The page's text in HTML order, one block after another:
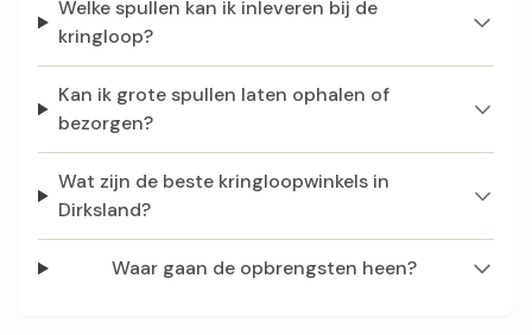
Welke spullen kan ik inleveren bij de
kringloop?
Kan ik grote spullen laten ophalen of
bezorgen?
Wat zijn de beste kringloopwinkels in
Dirksland?
Waar gaan de opbrengsten heen?